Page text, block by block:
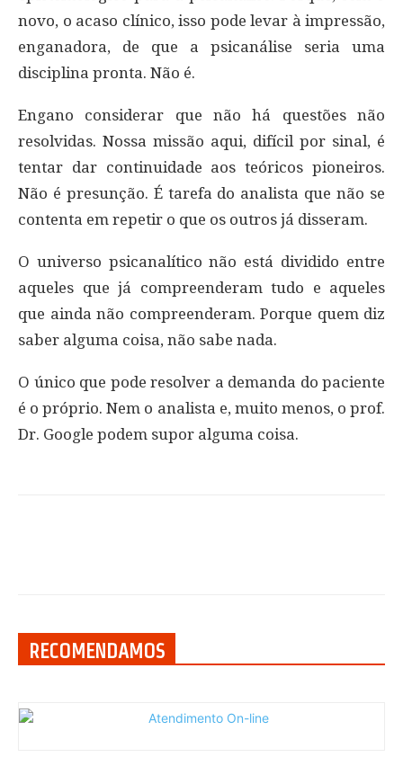
novo, o acaso clínico, isso pode levar à impressão,
enganadora, de que a psicanálise seria uma
disciplina pronta. Não é.
Engano considerar que não há questões não
resolvidas. Nossa missão aqui, difícil por sinal, é
tentar dar continuidade aos teóricos pioneiros.
Não é presunção. É tarefa do analista que não se
contenta em repetir o que os outros já disseram.
O universo psicanalítico não está dividido entre
aqueles que já compreenderam tudo e aqueles
que ainda não compreenderam. Porque quem diz
saber alguma coisa, não sabe nada.
O único que pode resolver a demanda do paciente
é o próprio. Nem o analista e, muito menos, o prof.
Dr. Google podem supor alguma coisa.
RECOMENDAMOS